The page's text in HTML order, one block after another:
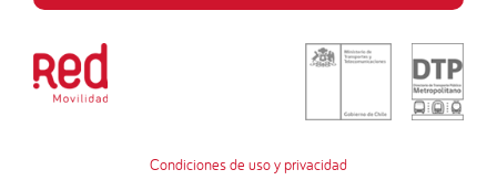
Condiciones de uso y privacidad